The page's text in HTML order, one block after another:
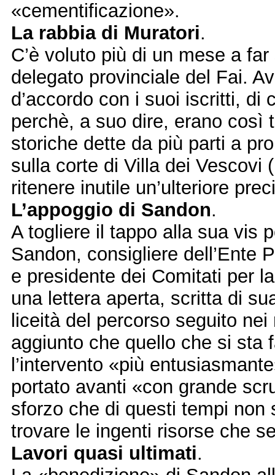
«cementificazione».
La rabbia di Muratori.
C’è voluto più di un mese a
delegato provinciale del Fai.
d’accordo con i suoi iscritti, di
perchè, a suo dire, erano così
storiche dette da più parti a
sulla corte di Villa dei Vescovi
ritenere inutile un’ulteriore
L’appoggio di Sandon.
A togliere il tappo alla sua vis
Sandon, consigliere dell’Ente
e presidente dei Comitati per
una lettera aperta, scritta di
liceità del percorso seguito
aggiunto che quello che si sta
l’intervento «più
portato avanti «con grande
sforzo che di questi tempi non
trovare le ingenti risorse che
Lavori quasi ultimati.